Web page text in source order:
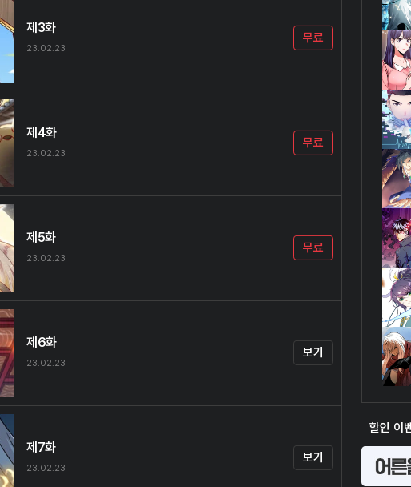
할인 이
제3화
23.02.23
무료
제4화
23.02.23
무료
제5화
23.02.23
무료
제6화
23.02.23
보기
제7화
23.02.23
보기